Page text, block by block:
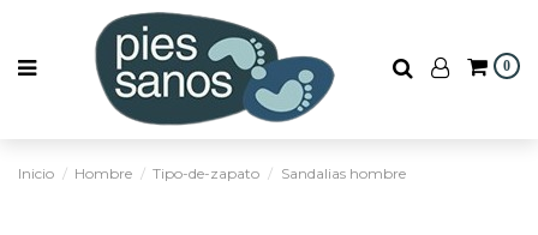
0
Inicio Hombre Tipo-de-zapato Sandalias hombre